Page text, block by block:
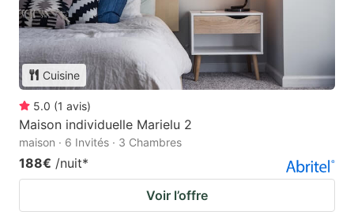
Cuisine
5.0 (1 avis)
Maison individuelle Marielu 2
maison · 6 Invités · 3 Chambres
188€ /nuit*
Voir l’offre